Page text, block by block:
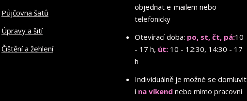
Půjčovna šatů
Úpravy a šití
Čištění a žehlení
objednat e-mailem nebo
telefonicky
Otevírací doba: po, st, čt, pá:10
- 17 h, út: 10 - 12:30, 14:30 - 17
h
Individuálně je možné se domluvit
i na víkend nebo mimo pracovní